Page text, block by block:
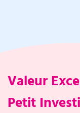
Valeur
Petit